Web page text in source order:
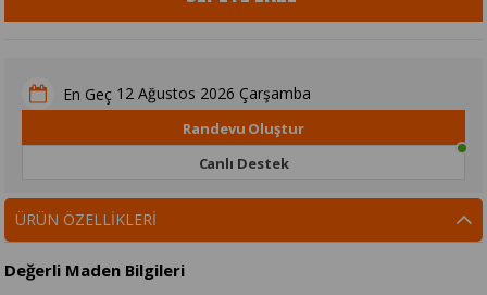
En Geç 12 Ağustos 2026 Çarşamba
Randevu Oluştur
Canlı Destek
ÜRÜN ÖZELLIKLERI
Değerli Maden Bilgileri